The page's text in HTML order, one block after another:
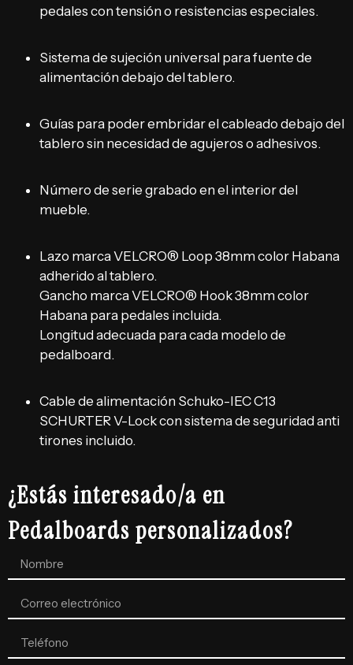
pedales con tensión o resistencias especiales.
Sistema de sujeción universal para fuente de
alimentación debajo del tablero.
Guías para poder embridar el cableado debajo del
tablero sin necesidad de agujeros o adhesivos.
Número de serie grabado en el interior del
mueble.
Lazo marca VELCRO® Loop 38mm color Habana
adherido al tablero.
Gancho marca VELCRO® Hook 38mm color
Habana para pedales incluida.
Longitud adecuada para cada modelo de
pedalboard.
Cable de alimentación Schuko-IEC C13
SCHURTER V-Lock con sistema de seguridad anti
tirones incluido.
¿Estás interesado/a en
Pedalboards personalizados?